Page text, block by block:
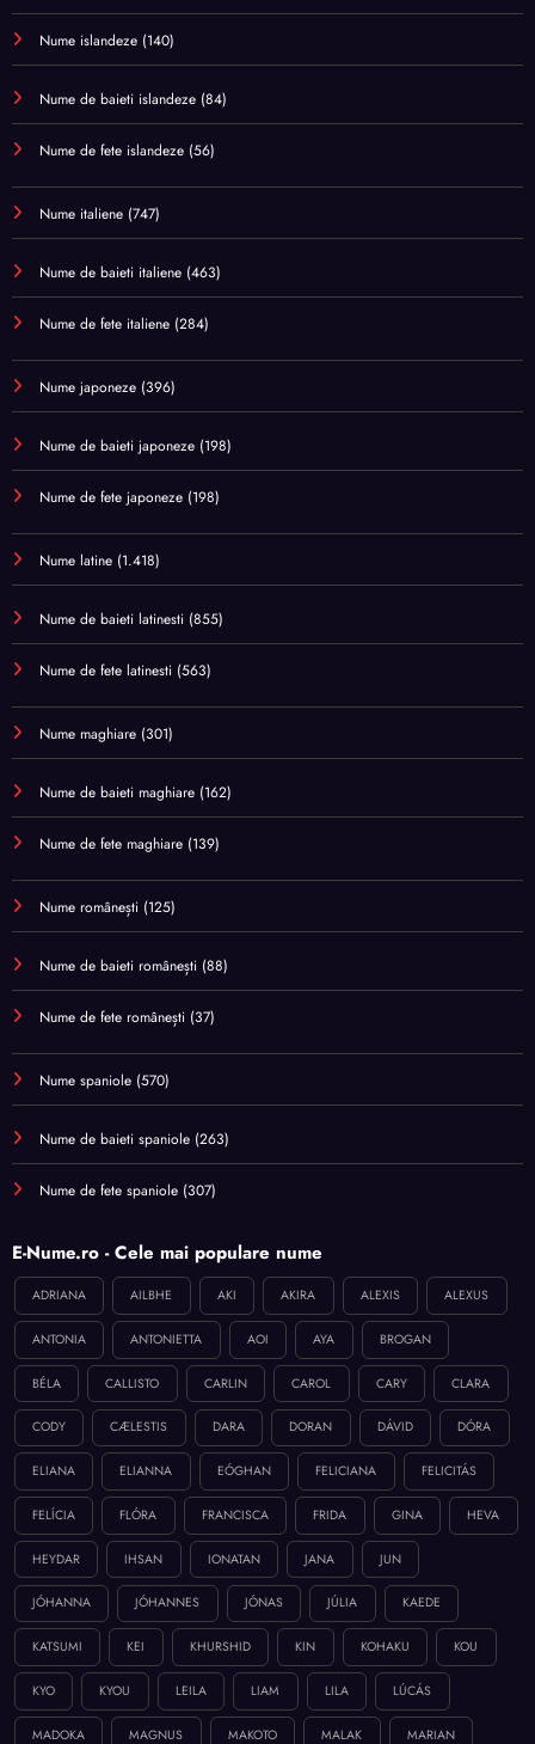
Nume islandeze (140)
Nume de baieti islandeze (84)
Nume de fete islandeze (56)
Nume italiene (747)
Nume de baieti italiene (463)
Nume de fete italiene (284)
Nume japoneze (396)
Nume de baieti japoneze (198)
Nume de fete japoneze (198)
Nume latine (1.418)
Nume de baieti latinesti (855)
Nume de fete latinesti (563)
Nume maghiare (301)
Nume de baieti maghiare (162)
Nume de fete maghiare (139)
Nume românești (125)
Nume de baieti românești (88)
Nume de fete românești (37)
Nume spaniole (570)
Nume de baieti spaniole (263)
Nume de fete spaniole (307)
E-Nume.ro - Cele mai populare nume
ADRIANA AILBHE AKI AKIRA ALEXIS ALEXUS
ANTONIA ANTONIETTA AOI AYA BROGAN
BÉLA CALLISTO CARLIN CAROL CARY CLARA
CODY CÆLESTIS DARA DORAN DÁVID DÓRA
ELIANA ELIANNA EÓGHAN FELICIANA FELICITÁS
FELÍCIA FLÓRA FRANCISCA FRIDA GINA HEVA
HEYDAR IHSAN IONATAN JANA JUN
JÓHANNA JÓHANNES JÓNAS JÚLIA KAEDE
KATSUMI KEI KHURSHID KIN KOHAKU KOU
KYO KYOU LEILA LIAM LILA LÚCÁS
MADOKA MAGNUS MAKOTO MALAK MARIAN